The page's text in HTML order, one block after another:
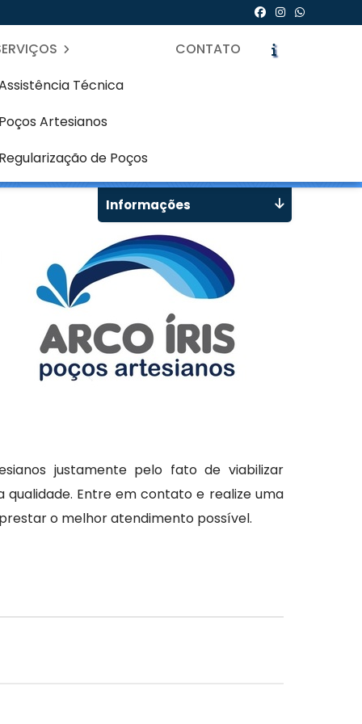
Técnica
Poços Artesianos
Regularização de Poços
CONTATO
justamente pelo fato de viabilizar
Entre em contato e realize uma
o melhor atendimento possível.
Informações